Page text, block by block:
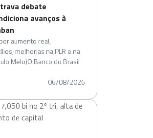
debate
avanços à
aumento real,
melhorias na PLR e na
Melo)O Banco do Brasil
06/08/2026